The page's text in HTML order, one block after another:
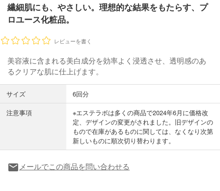
繊細肌にも、やさしい。理想的な結果をもたらす、プ
ロユース化粧品。
レビューを書く
美容液に含まれる美白成分を効率よく浸透させ、透明感のあ
るクリアな肌に仕上げます。
サイズ
6回分
注意事項
※エステラボは多くの商品で2024年6月に価格改
定、デザインの変更がされました。旧デザインの
もので在庫があるものに関しては、なくなり次第
新しいものに順次切り替わります。
local_post_officeメールでこの商品を問い合わせる